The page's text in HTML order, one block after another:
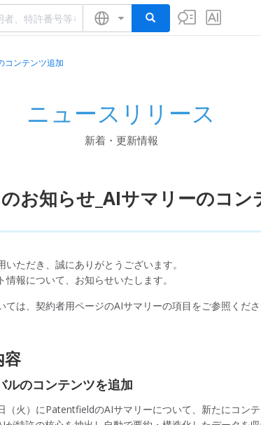
コンテンツ追加
ニュースリリース
新着・更新情報
お知らせ_AIサマリーのコン
ただき、誠にありがとうございます。
報について、お知らせいたします。
ては、契約者用ページのAIサマリーの項目をご参照くださ
容
ルのコンテンツを追加
（火）にPatentfieldのAIサマリーについて、新たにコン